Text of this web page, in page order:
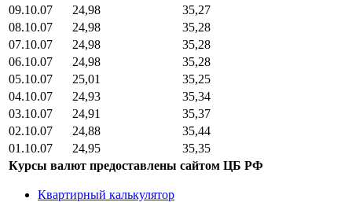
09.10.07
24,98
35,27
08.10.07
24,98
35,28
07.10.07
24,98
35,28
06.10.07
24,98
35,28
05.10.07
25,01
35,25
04.10.07
24,93
35,34
03.10.07
24,91
35,37
02.10.07
24,88
35,44
01.10.07
24,95
35,35
Курсы валют предоставлены сайтом ЦБ РФ
Квартирный калькулятор